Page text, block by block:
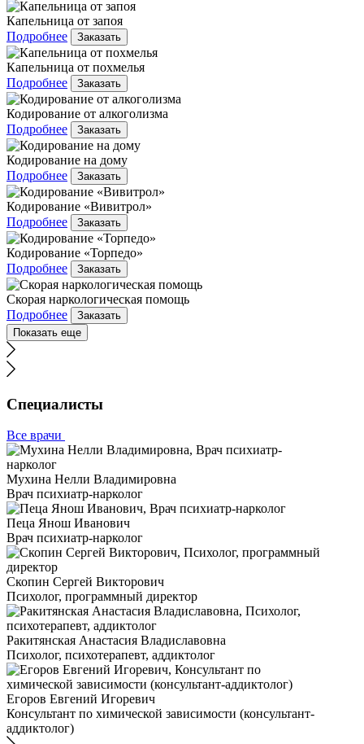
Капельница от запоя
Подробнее
Заказать
Капельница от похмелья
Подробнее
Заказать
Кодирование от алкоголизма
Подробнее
Заказать
Кодирование на дому
Подробнее
Заказать
Кодирование «Вивитрол»
Подробнее
Заказать
Кодирование «Торпедо»
Подробнее
Заказать
Скорая наркологическая помощь
Подробнее
Заказать
Показать еще
Специалисты
Все врачи
Мухина Нелли Владимировна
Врач психиатр-нарколог
Пеца Янош Иванович
Врач психиатр-нарколог
Скопин Сергей Викторович
Психолог, программный директор
Ракитянская Анастасия Владиславовна
Психолог, психотерапевт, аддиктолог
Егоров Евгений Игоревич
Консультант по химической зависимости (консультант-
аддиктолог)